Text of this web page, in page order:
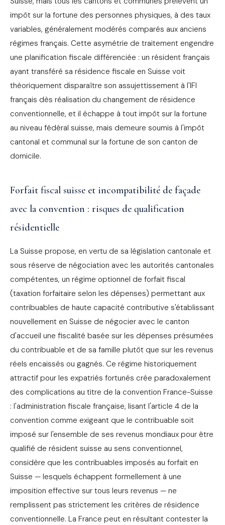
impôt sur la fortune des personnes physiques, à des taux
variables, généralement modérés comparés aux anciens
régimes français. Cette asymétrie de traitement engendre
une planification fiscale différenciée : un résident français
ayant transféré sa résidence fiscale en Suisse voit
théoriquement disparaître son assujettissement à l'IFI
français dès réalisation du changement de résidence
conventionnelle, et il échappe à tout impôt sur la fortune
au niveau fédéral suisse, mais demeure soumis à l'impôt
cantonal et communal sur la fortune de son canton de
domicile.
Forfait fiscal suisse et incompatibilité de façade
avec la convention : risques de qualification
résidentielle
La Suisse propose, en vertu de sa législation cantonale et
sous réserve de négociation avec les autorités cantonales
compétentes, un régime optionnel de forfait fiscal
(taxation forfaitaire selon les dépenses) permettant aux
contribuables de haute capacité contributive s'établissant
nouvellement en Suisse de négocier avec le canton
d'accueil une fiscalité basée sur les dépenses présumées
du contribuable et de sa famille plutôt que sur les revenus
réels encaissés ou gagnés. Ce régime historiquement
attractif pour les expatriés fortunés crée paradoxalement
des complications au titre de la convention France-Suisse
: l'administration fiscale française, lisant l'article 4 de la
convention comme exigeant que le contribuable soit
imposé sur l'ensemble de ses revenus mondiaux pour être
qualifié de résident suisse au sens conventionnel,
considère que les contribuables imposés au forfait en
Suisse — lesquels échappent formellement à une
imposition effective sur tous leurs revenus — ne
remplissent pas strictement les critères de résidence
conventionnelle. La France peut en résultant contester la